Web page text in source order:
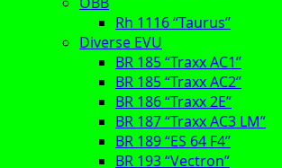
Rh 1116 “Taurus”
Diverse EVU
BR 185 “Traxx AC1”
BR 185 “Traxx AC2”
BR 186 “Traxx 2E”
BR 187 “Traxx AC3 LM”
BR 189 “ES 64 F4”
BR 193 “Vectron”